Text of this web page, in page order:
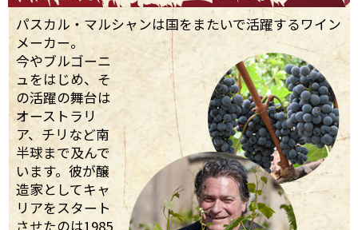
パスカル・マルシャンは国をまたいで活躍するワイン
メーカー。
今やブルゴーニ
ュをはじめ、そ
の活躍の舞台は
オーストラリ
ア、チリなど南
半球まで及んで
います。彼が醸
造家としてキャ
リアをスタート
させたのは1985